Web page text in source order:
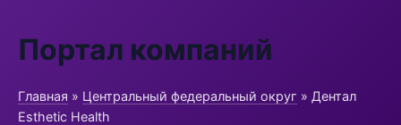
Портал компаний
Главная » Центральный федеральный округ » Дентал
Esthetic Health